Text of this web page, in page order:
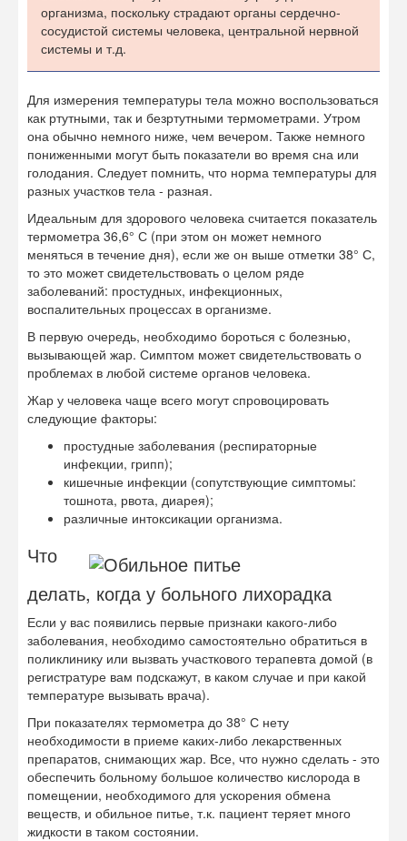
организма, поскольку страдают органы сердечно-
сосудистой системы человека, центральной нервной
системы и т.д.
Для измерения температуры тела можно воспользоваться
как ртутными, так и безртутными термометрами. Утром
она обычно немного ниже, чем вечером. Также немного
пониженными могут быть показатели во время сна или
голодания. Следует помнить, что норма температуры для
разных участков тела - разная.
Идеальным для здорового человека считается показатель
термометра 36,6° С (при этом он может немного
меняться в течение дня), если же он выше отметки 38° С,
то это может свидетельствовать о целом ряде
заболеваний: простудных, инфекционных,
воспалительных процессах в организме.
В первую очередь, необходимо бороться с болезнью,
вызывающей жар. Симптом может свидетельствовать о
проблемах в любой системе органов человека.
Жар у человека чаще всего могут спровоцировать
следующие факторы:
простудные заболевания (респираторные
инфекции, грипп);
кишечные инфекции (сопутствующие симптомы:
тошнота, рвота, диарея);
различные интоксикации организма.
Что
делать, когда у больного лихорадка
Если у вас появились первые признаки какого-либо
заболевания, необходимо самостоятельно обратиться в
поликлинику или вызвать участкового терапевта домой (в
регистратуре вам подскажут, в каком случае и при какой
температуре вызывать врача).
При показателях термометра до 38° С нету
необходимости в приеме каких-либо лекарственных
препаратов, снимающих жар. Все, что нужно сделать - это
обеспечить больному большое количество кислорода в
помещении, необходимого для ускорения обмена
веществ, и обильное питье, т.к. пациент теряет много
жидкости в таком состоянии.